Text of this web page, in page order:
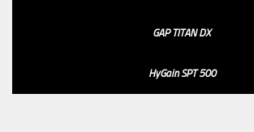
GAP TITAN DX
HyGain SPT 500